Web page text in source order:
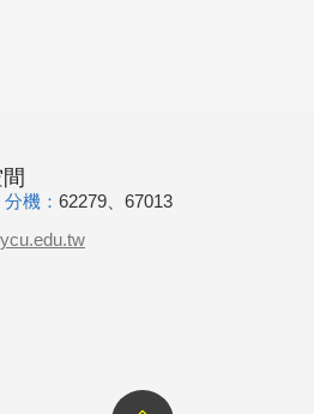
分機： 62279、67013